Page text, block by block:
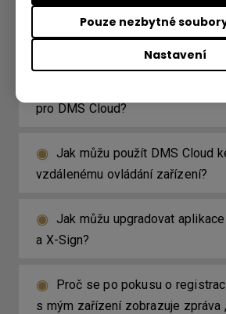
Nastavení
Pouze nezbytné
Jak můžu přidat zařízení
jedinečného ID pro DMS Cloud?
pro DMS Cloud?
Jak můžu použít DMS Cloud
vzdálenému ovládání zařízení?
Jak můžu upgradovat
a X-Sign?
Proč se po pokusu o
s mým zařízení zobrazuje zpráva